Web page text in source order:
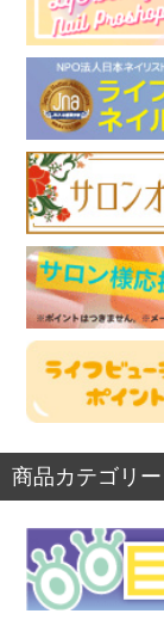
商品カテゴリー